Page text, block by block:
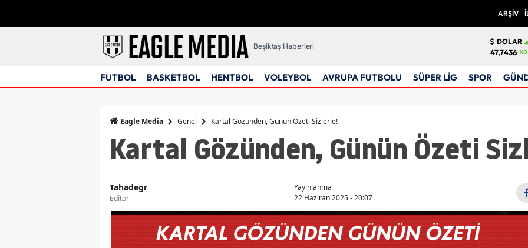
ARŞİV
Beşiktaş Haberleri
DOLAR
47,7436
FUTBOL BASKETBOL HENTBOL VOLEYBOL AVRUPA FUTBOLU SÜPER LİG SPOR
Eagle Media Genel Kartal Gözünden, Günün Özeti Sizlerle!
Kartal Gözünden, Günün Özeti
Tahadegr
Editör
Yayınlanma
22 Haziran 2025 - 20:07